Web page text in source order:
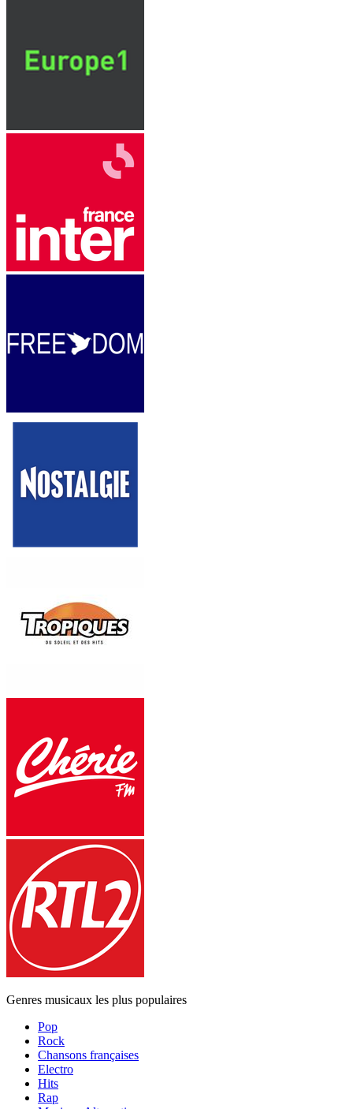
Genres musicaux les plus populaires
Pop
Rock
Chansons françaises
Electro
Hits
Rap